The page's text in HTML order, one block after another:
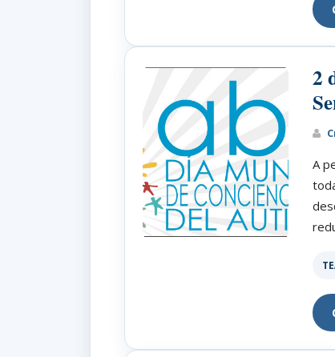
2
A